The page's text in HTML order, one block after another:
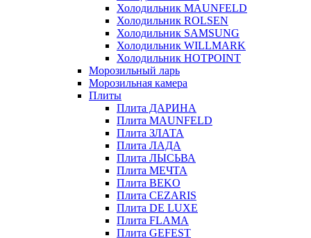
Холодильник MAUNFELD
Холодильник ROLSEN
Холодильник SAMSUNG
Холодильник WILLMARK
Холодильник HOTPOINT
Морозильный ларь
Морозильная камера
Плиты
Плита ДАРИНА
Плита MAUNFELD
Плита ЗЛАТА
Плита ЛАДА
Плита ЛЫСЬВА
Плита МЕЧТА
Плита BEKO
Плита CEZARIS
Плита DE LUXE
Плита FLAMA
Плита GEFEST